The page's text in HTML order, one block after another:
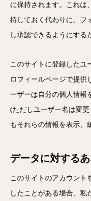
に保持されます。これは
持しておく代わりに、フ
し承認できるようにする
このサイトに登録したユ
ロフィールページで提供
ーザーは自分の個人情報
(ただしユーザー名は変
もそれらの情報を表示、
データに対する
このサイトのアカウント
したことがある場合、私